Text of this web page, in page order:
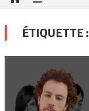
ÉTIQUETTE :